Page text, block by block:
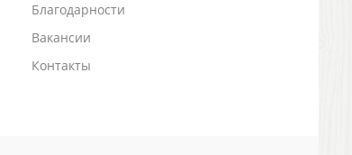
Благодарности
Вакансии
Контакты